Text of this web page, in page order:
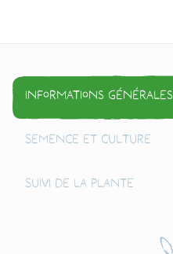
Informations générales
Semence et culture
Suivi de la plante